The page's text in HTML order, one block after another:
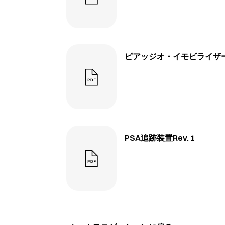
ピアッジオ・イモビライザ
PSA追跡装置Rev. 1